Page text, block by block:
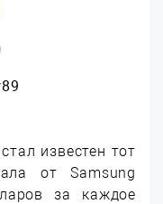
известен тот
от Samsung
за каждое